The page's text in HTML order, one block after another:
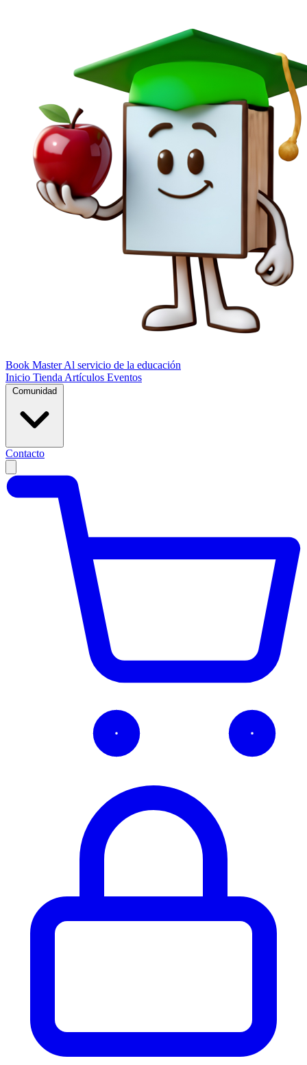
Book Master Al servicio de la educación
Inicio Tienda Artículos Eventos
Comunidad
Contacto